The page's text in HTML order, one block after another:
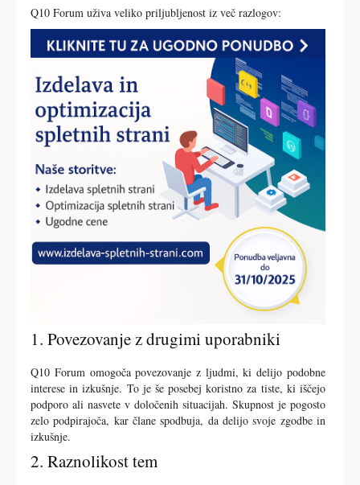
Q10 Forum uživa veliko priljubljenost iz več razlogov:
1. Povezovanje z drugimi uporabniki
Q10 Forum omogoča povezovanje z ljudmi, ki delijo podobne
interese in izkušnje. To je še posebej koristno za tiste, ki iščejo
podporo ali nasvete v določenih situacijah. Skupnost je pogosto
zelo podpirajoča, kar člane spodbuja, da delijo svoje zgodbe in
izkušnje.
2. Raznolikost tem